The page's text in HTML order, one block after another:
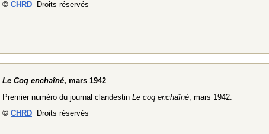
© CHRD Droits réservés
Le Coq enchaîné, mars 1942
Premier numéro du journal clandestin Le coq enchaîné , mars 1942.
© CHRD Droits réservés